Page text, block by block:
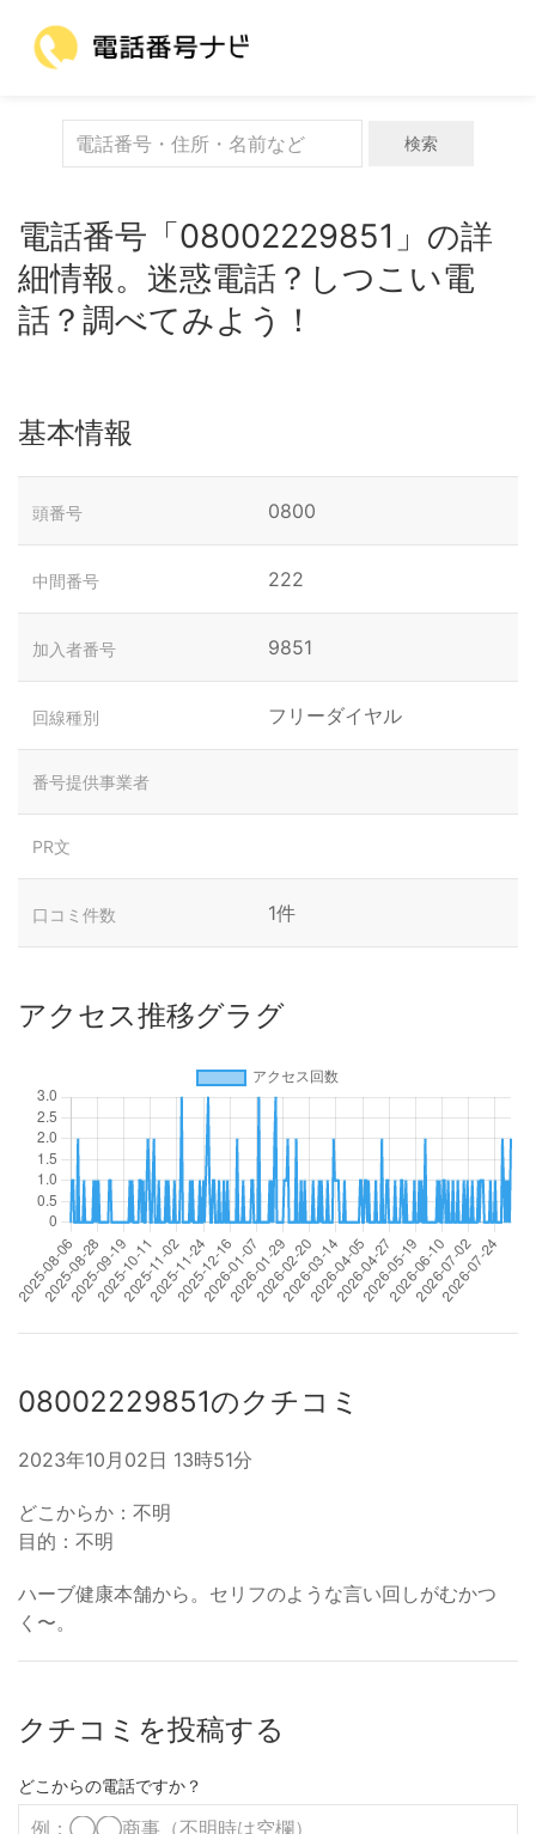
検索
電話番号「08002229851」の詳
細情報。迷惑電話？しつこい電
話？調べてみよう！
基本情報
頭番号 0800
中間番号 222
加入者番号 9851
回線種別 フリーダイヤル
番号提供事業者
PR文
口コミ件数 1件
アクセス推移グラグ
08002229851のクチコミ
2023年10月02日 13時51分
どこからか：不明
目的：不明
ハーブ健康本舗から。セリフのような言い回しがむかつ
く〜。
クチコミを投稿する
どこからの電話ですか？